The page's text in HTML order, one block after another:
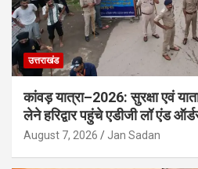
उत्तराखंड
कांवड़ यात्रा–2026: सुरक्षा एवं
लेने हरिद्वार पहुंचे एडीजी लॉ एंड
August 7, 2026 Jan Sadan